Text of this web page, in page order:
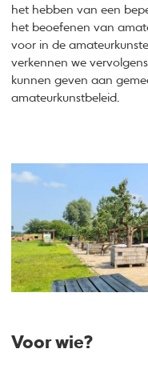
het hebben van een
het beoefenen van
voor in de
verkennen we
kunnen geven aan
amateurkunstbeleid.
Voor wie?